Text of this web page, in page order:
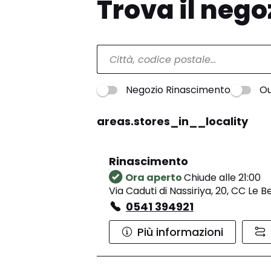
Trova il
Negozio Rinascimento
areas.stores_in__locality
Rinascimento
Ora apertoChiude alle 21:00
Via Caduti di Nassiriya, 20, CC Le
0541 394921
Più informazioni